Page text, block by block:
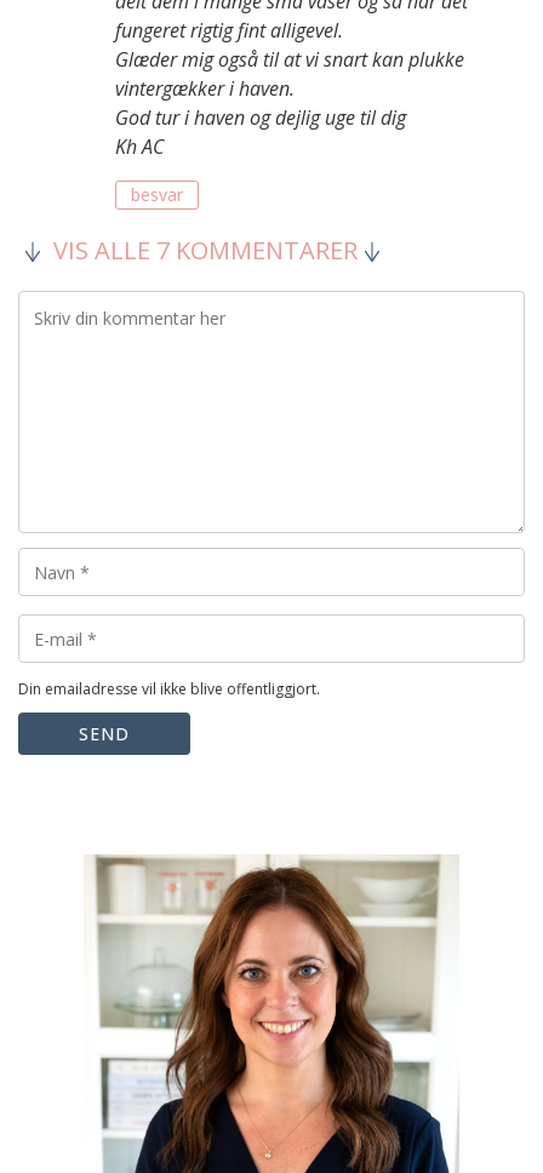
fungeret rigtig fint alligevel.
Glæder mig også til at vi snart kan plukke
vintergækker i haven.
God tur i haven og dejlig uge til dig
Kh AC
besvar
VIS ALLE 7 KOMMENTARER
Din emailadresse vil ikke blive offentliggjort.
SEND